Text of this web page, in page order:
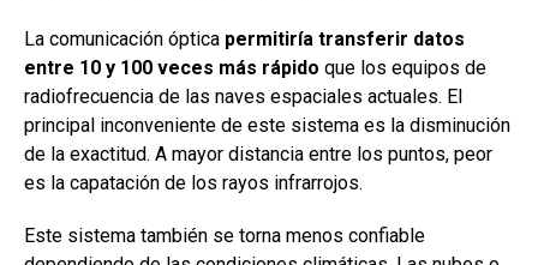
La comunicación óptica permitiría transferir datos
entre 10 y 100 veces más rápido que los equipos de
radiofrecuencia de las naves espaciales actuales. El
principal inconveniente de este sistema es la disminución
de la exactitud. A mayor distancia entre los puntos, peor
es la capatación de los rayos infrarrojos.
Este sistema también se torna menos confiable